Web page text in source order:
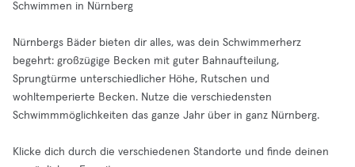
Schwimmen in Nürnberg
Nürnbergs Bäder bieten dir alles, was dein Schwimmerherz
begehrt: großzügige Becken mit guter Bahnaufteilung,
Sprungtürme unterschiedlicher Höhe, Rutschen und
wohltemperierte Becken. Nutze die verschiedensten
Schwimmmöglichkeiten das ganze Jahr über in ganz Nürnberg.
Klicke dich durch die verschiedenen Standorte und finde deinen